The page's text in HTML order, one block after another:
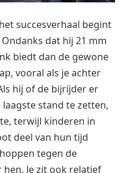
succesverhaal begint
dat hij 21 mm
biedt dan de gewone
vooral als je achter
hij of de bijrijder er
stand te zetten,
terwijl kinderen in
deel van hun tijd
tegen de
hen. Je zit ook relatief